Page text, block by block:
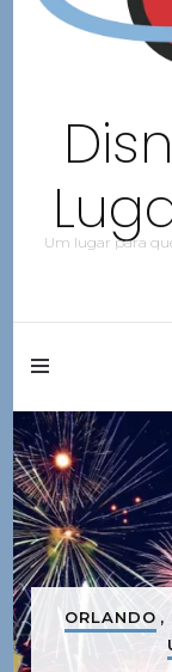
Um lugar para
ORLANDO ,